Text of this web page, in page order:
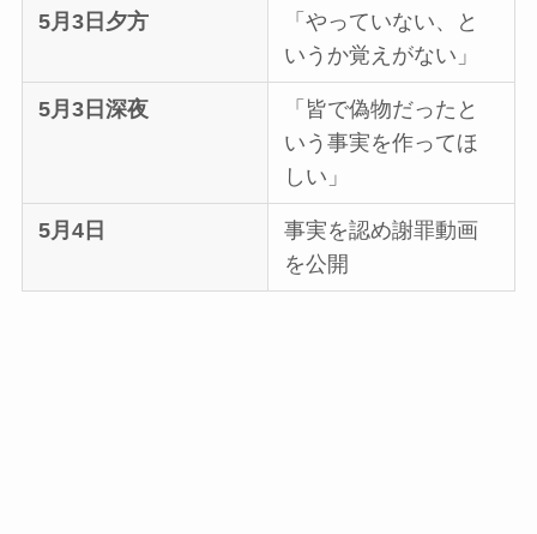
5月3日夕方
「やっていない、と
いうか覚えがない」
5月3日深夜
「皆で偽物だったと
いう事実を作ってほ
しい」
5月4日
事実を認め謝罪動画
を公開